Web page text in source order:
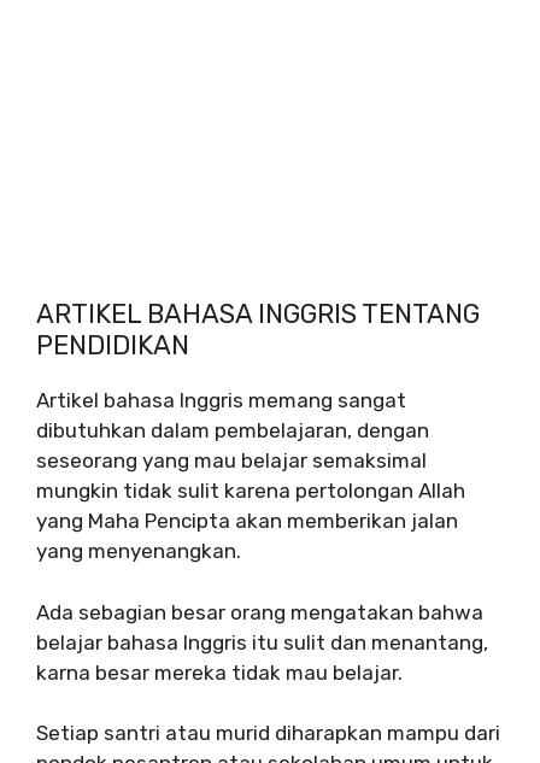
ARTIKEL BAHASA INGGRIS TENTANG
PENDIDIKAN
Artikel bahasa Inggris memang sangat
dibutuhkan dalam pembelajaran, dengan
seseorang yang mau belajar semaksimal
mungkin tidak sulit karena pertolongan Allah
yang Maha Pencipta akan memberikan jalan
yang menyenangkan.
Ada sebagian besar orang mengatakan bahwa
belajar bahasa Inggris itu sulit dan menantang,
karna besar mereka tidak mau belajar.
Setiap santri atau murid diharapkan mampu dari